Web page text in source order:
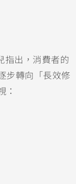
指出，消費者的
步轉向「長效修
：